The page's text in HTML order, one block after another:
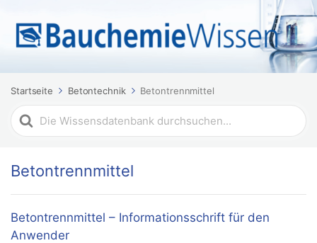
Startseite Betontechnik Betontrennmittel
Suchen
nach
Betontrennmittel
Betontrennmittel – Informationsschrift für den
Anwender